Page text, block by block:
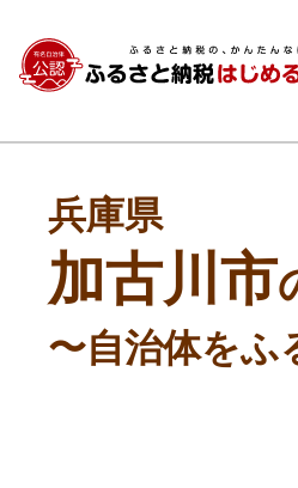
兵庫県
加古川市
〜自治体をふ